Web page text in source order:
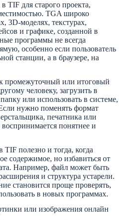
TIF для старого проекта,
TGA широко
3D-моделях, текстурах,
и графике, созданной в
программы не всегда
особенно если пользователь
станции, а в браузере, на
промежуточный или итоговый
человеку, загрузить в
или использовать в системе,
нужно поменять формат
печатника или
понятнее и
полезно и тогда, когда
содержимое, но избавиться от
Например, файл может быть
и структура устарели.
становится проще проверять,
в новых программах.
или изображения онлайн